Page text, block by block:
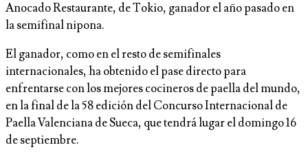
Anocado Restaurante, de Tokio, ganador el año pasado en
la semifinal nipona.
El ganador, como en el resto de semifinales
internacionales, ha obtenido el pase directo para
enfrentarse con los mejores cocineros de paella del mundo,
en la final de la 58 edición del Concurso Internacional de
Paella Valenciana de Sueca, que tendrá lugar el domingo 16
de septiembre.